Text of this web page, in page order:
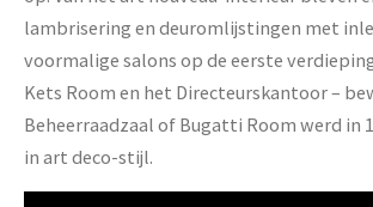
lambrisering en deuromlijstingen met
voormalige salons op de eerste
Kets Room en het Directeurskantoor –
Beheerraadzaal of Bugatti Room werd in
in art deco-stijl.